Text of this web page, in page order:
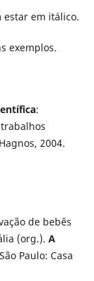
estar em itálico.
exemplos.
:
2004.
de bebês
(org.). A
Paulo: Casa